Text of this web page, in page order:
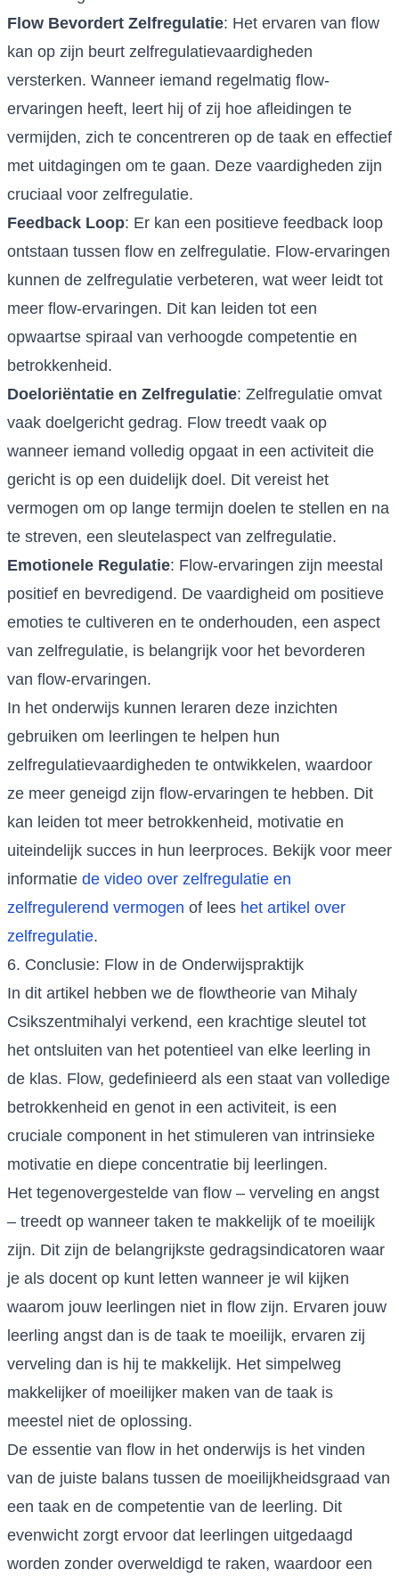
Flow Bevordert Zelfregulatie: Het ervaren van flow
kan op zijn beurt zelfregulatievaardigheden
versterken. Wanneer iemand regelmatig flow-
ervaringen heeft, leert hij of zij hoe afleidingen te
vermijden, zich te concentreren op de taak en effectief
met uitdagingen om te gaan. Deze vaardigheden zijn
cruciaal voor zelfregulatie.
Feedback Loop: Er kan een positieve feedback loop
ontstaan tussen flow en zelfregulatie. Flow-ervaringen
kunnen de zelfregulatie verbeteren, wat weer leidt tot
meer flow-ervaringen. Dit kan leiden tot een
opwaartse spiraal van verhoogde competentie en
betrokkenheid.
Doeloriëntatie en Zelfregulatie: Zelfregulatie omvat
vaak doelgericht gedrag. Flow treedt vaak op
wanneer iemand volledig opgaat in een activiteit die
gericht is op een duidelijk doel. Dit vereist het
vermogen om op lange termijn doelen te stellen en na
te streven, een sleutelaspect van zelfregulatie.
Emotionele Regulatie: Flow-ervaringen zijn meestal
positief en bevredigend. De vaardigheid om positieve
emoties te cultiveren en te onderhouden, een aspect
van zelfregulatie, is belangrijk voor het bevorderen
van flow-ervaringen.
In het onderwijs kunnen leraren deze inzichten
gebruiken om leerlingen te helpen hun
zelfregulatievaardigheden te ontwikkelen, waardoor
ze meer geneigd zijn flow-ervaringen te hebben. Dit
kan leiden tot meer betrokkenheid, motivatie en
uiteindelijk succes in hun leerproces. Bekijk voor meer
informatie de video over zelfregulatie en
zelfregulerend vermogen of lees het artikel over
zelfregulatie.
6. Conclusie: Flow in de Onderwijspraktijk
In dit artikel hebben we de flowtheorie van Mihaly
Csikszentmihalyi verkend, een krachtige sleutel tot
het ontsluiten van het potentieel van elke leerling in
de klas. Flow, gedefinieerd als een staat van volledige
betrokkenheid en genot in een activiteit, is een
cruciale component in het stimuleren van intrinsieke
motivatie en diepe concentratie bij leerlingen.
Het tegenovergestelde van flow – verveling en angst
– treedt op wanneer taken te makkelijk of te moeilijk
zijn. Dit zijn de belangrijkste gedragsindicatoren waar
je als docent op kunt letten wanneer je wil kijken
waarom jouw leerlingen niet in flow zijn. Ervaren jouw
leerling angst dan is de taak te moeilijk, ervaren zij
verveling dan is hij te makkelijk. Het simpelweg
makkelijker of moeilijker maken van de taak is
meestel niet de oplossing.
De essentie van flow in het onderwijs is het vinden
van de juiste balans tussen de moeilijkheidsgraad van
een taak en de competentie van de leerling. Dit
evenwicht zorgt ervoor dat leerlingen uitgedaagd
worden zonder overweldigd te raken, waardoor een